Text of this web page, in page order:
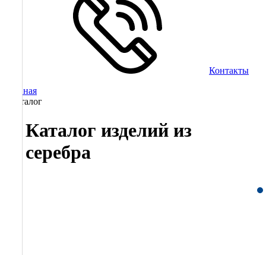
Контакты
Главная
Каталог
Каталог изделий из
серебра